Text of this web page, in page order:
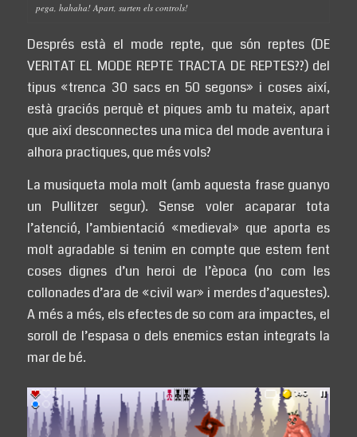
pega, hahaha! Apart, surten els controls!
Després està el mode repte, que són reptes (DE
VERITAT EL MODE REPTE TRACTA DE REPTES??) del
tipus «trenca 30 sacs en 50 segons» i coses així,
està graciós perquè et piques amb tu mateix, apart
que així desconnectes una mica del mode aventura i
alhora practiques, que més vols?
La musiqueta mola molt (amb aquesta frase guanyo
un Pullitzer segur). Sense voler acaparar tota
l’atenció, l’ambientació «medieval» que aporta es
molt agradable si tenim en compte que estem fent
coses dignes d’un heroi de l’època (no com les
collonades d’ara de «civil war» i merdes d’aquestes).
A més a més, els efectes de so com ara impactes, el
soroll de l’espasa o dels enemics estan integrats la
mar de bé.